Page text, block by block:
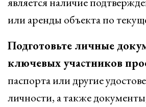
или аренды объекта по
Подготовьте личные
ключевых участников
паспорта или другие
личности, а также